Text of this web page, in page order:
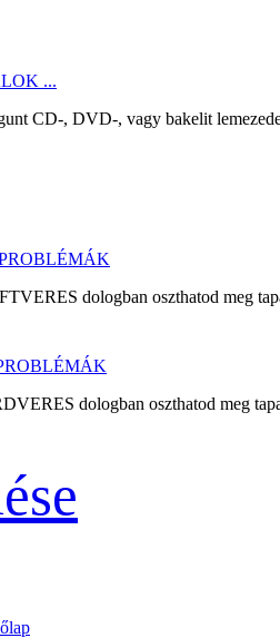
...
CD-, DVD-, vagy bakelit
dologban oszthatod meg
dologban oszthatod meg